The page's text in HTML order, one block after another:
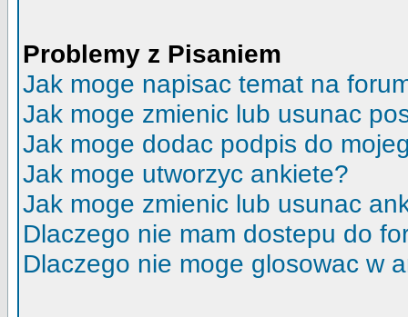
Problemy z Pisaniem
Jak moge napisac temat na
Jak moge zmienic lub usunac
Jak moge dodac podpis do
Jak moge utworzyc ankiete?
Jak moge zmienic lub usunac
Dlaczego nie mam dostepu do
Dlaczego nie moge glosowac w